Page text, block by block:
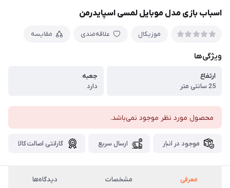
اسباب بازی مدل موبایل لمسی اسپایدرمن
موزیکال علاقه‌مندی مقایسه
ویژگی‌ها
ارتفاع
25 سانتی متر
جعبه
دارد
محصول مورد نظر موجود نمی‌باشد.
موجود در انبار ارسال سریع گارانتی اصالت کالا
معرفی مشخصات دیدگاه‌ها